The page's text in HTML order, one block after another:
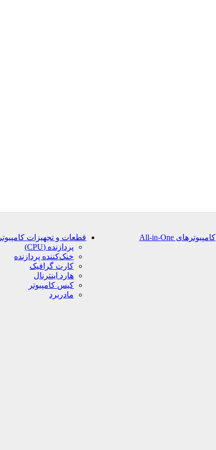
کامپیوترهای All-in-One
قطعات و تجهیزات کامپیوتر
پردازنده (CPU)
خنک‌کننده پردازنده
کارت گرافیک
هارد اینترنال
کیس کامپیوتر
مادربرد